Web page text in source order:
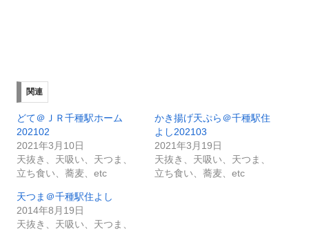
関連
どて＠ＪＲ千種駅ホーム
202102
2021年3月10日
天抜き、天吸い、天つま、
立ち食い、蕎麦、etc
かき揚げ天ぷら＠千種駅住
よし202103
2021年3月19日
天抜き、天吸い、天つま、
立ち食い、蕎麦、etc
天つま＠千種駅住よし
2014年8月19日
天抜き、天吸い、天つま、